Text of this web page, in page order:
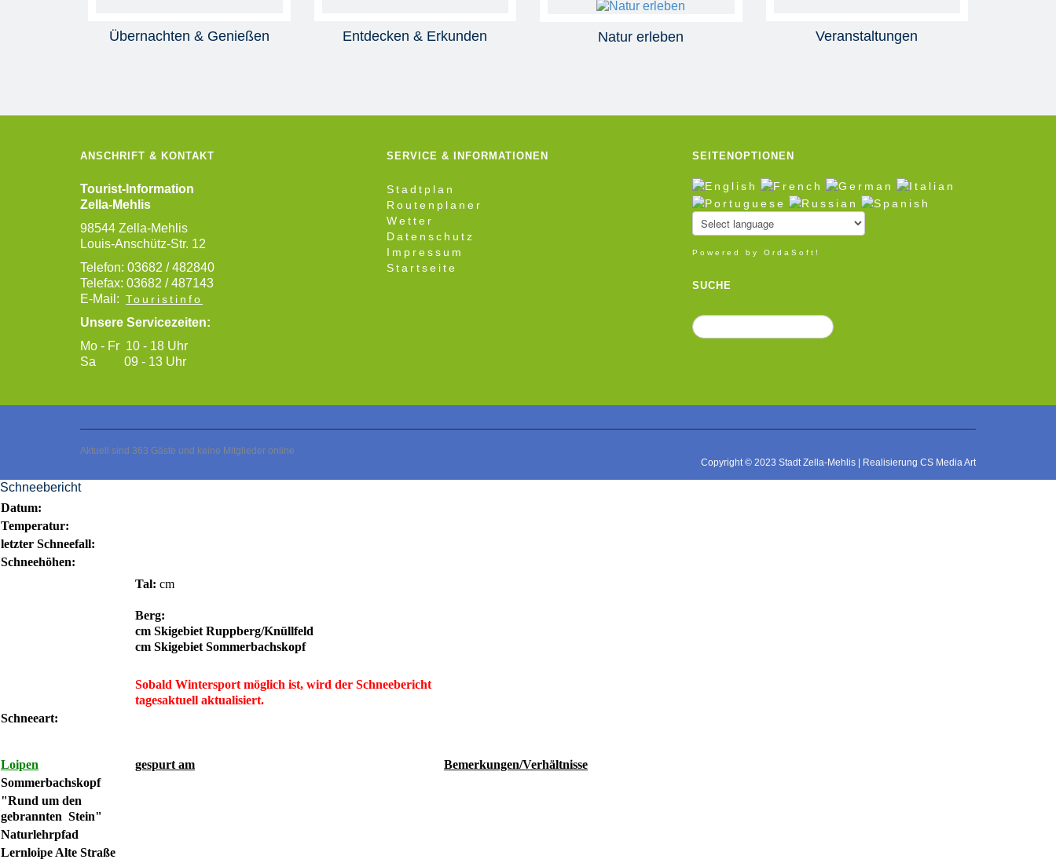
Übernachten & Genießen Entdecken & Erkunden Natur erleben Veranstaltungen
ANSCHRIFT & KONTAKT
Tourist-Information
Zella-Mehlis
98544 Zella-Mehlis
Louis-Anschütz-Str. 12
Telefon: 03682 / 482840
Telefax: 03682 / 487143
E-Mail: Touristinfo
Unsere Servicezeiten:
Mo - Fr 10 - 18 Uhr
Sa 09 - 13 Uhr
SERVICE & INFORMATIONEN
Stadtplan
Routenplaner
Wetter
Datenschutz
Impressum
Startseite
SEITENOPTIONEN
Powered by OrdaSoft!
SUCHE
Aktuell sind 363 Gäste und keine Mitglieder online
Copyright © 2023 Stadt Zella-Mehlis | Realisierung CS Media Art
Schneebericht
Datum:
Temperatur:
letzter Schneefall:
Schneehöhen:
Tal: cm
Berg:
cm Skigebiet Ruppberg/Knüllfeld
cm Skigebiet Sommerbachskopf
Sobald Wintersport möglich ist, wird der Schneebericht
tagesaktuell aktualisiert.
Schneeart:
Loipen gespurt am
Bemerkungen/Verhältnisse
Sommerbachskopf
"Rund um den
gebrannten Stein"
Naturlehrpfad
Lernloipe Alte Straße